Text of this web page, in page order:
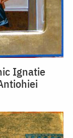
Ignatie